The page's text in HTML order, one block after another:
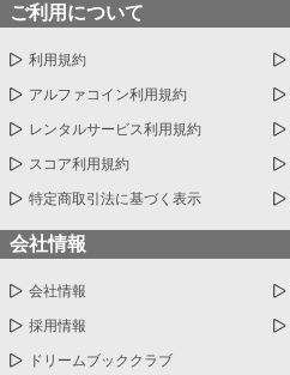
ご利用について
利用規約
アルファコイン利用規約
レンタルサービス利用規約
スコア利用規約
特定商取引法に基づく表示
会社情報
会社情報
採用情報
ドリームブッククラブ